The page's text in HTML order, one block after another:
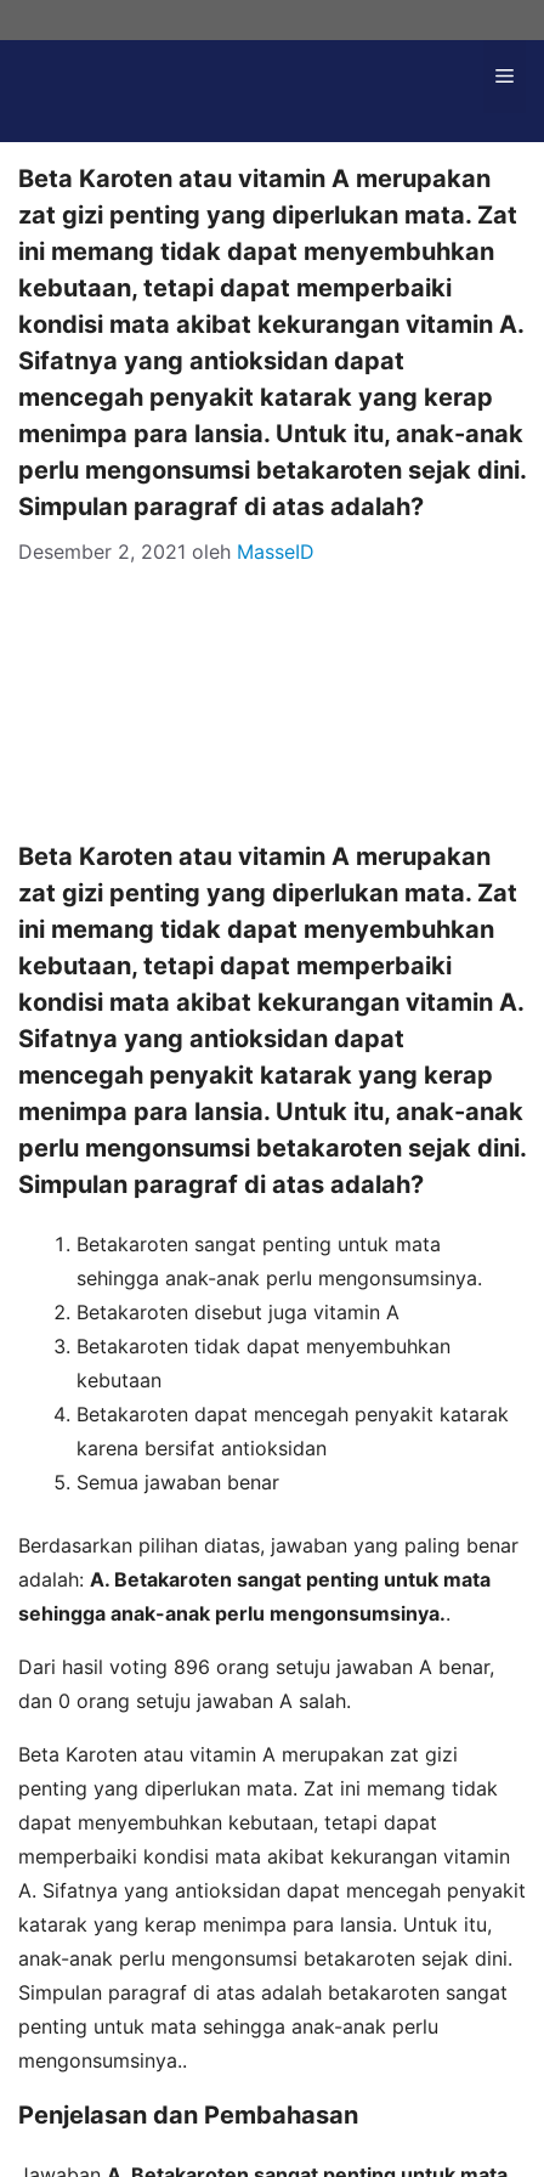
Beta Karoten atau vitamin A merupakan
zat gizi penting yang diperlukan mata. Zat
ini memang tidak dapat menyembuhkan
kebutaan, tetapi dapat memperbaiki
kondisi mata akibat kekurangan vitamin A.
Sifatnya yang antioksidan dapat
mencegah penyakit katarak yang kerap
menimpa para lansia. Untuk itu, anak-anak
perlu mengonsumsi betakaroten sejak dini.
Simpulan paragraf di atas adalah?
Desember 2, 2021 oleh MasseID
Beta Karoten atau vitamin A merupakan
zat gizi penting yang diperlukan mata. Zat
ini memang tidak dapat menyembuhkan
kebutaan, tetapi dapat memperbaiki
kondisi mata akibat kekurangan vitamin A.
Sifatnya yang antioksidan dapat
mencegah penyakit katarak yang kerap
menimpa para lansia. Untuk itu, anak-anak
perlu mengonsumsi betakaroten sejak dini.
Simpulan paragraf di atas adalah?
Betakaroten sangat penting untuk mata
sehingga anak-anak perlu mengonsumsinya.
Betakaroten disebut juga vitamin A
Betakaroten tidak dapat menyembuhkan
kebutaan
Betakaroten dapat mencegah penyakit katarak
karena bersifat antioksidan
Semua jawaban benar
Berdasarkan pilihan diatas, jawaban yang paling benar
adalah: A. Betakaroten sangat penting untuk mata
sehingga anak-anak perlu mengonsumsinya..
Dari hasil voting 896 orang setuju jawaban A benar,
dan 0 orang setuju jawaban A salah.
Beta Karoten atau vitamin A merupakan zat gizi
penting yang diperlukan mata. Zat ini memang tidak
dapat menyembuhkan kebutaan, tetapi dapat
memperbaiki kondisi mata akibat kekurangan vitamin
A. Sifatnya yang antioksidan dapat mencegah penyakit
katarak yang kerap menimpa para lansia. Untuk itu,
anak-anak perlu mengonsumsi betakaroten sejak dini.
Simpulan paragraf di atas adalah betakaroten sangat
penting untuk mata sehingga anak-anak perlu
mengonsumsinya..
Penjelasan dan Pembahasan